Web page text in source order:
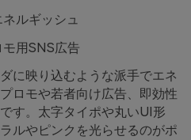
ルギッシュ
用SNS広告
に映り込むような派手でエネ
ロモや若者向け広告、即効性
す。太字タイポや丸いUI形
ルやピンクを光らせるのがポ